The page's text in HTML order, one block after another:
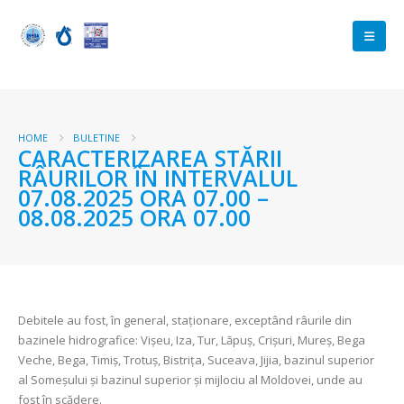
HOME BULETINE
CARACTERIZAREA STĂRII
RÂURILOR ÎN INTERVALUL
07.08.2025 ORA 07.00 –
08.08.2025 ORA 07.00
Debitele au fost, în general, staționare, exceptând râurile din
bazinele hidrografice: Vișeu, Iza, Tur, Lăpuș, Crișuri, Mureș, Bega
Veche, Bega, Timiș, Trotuș, Bistrița, Suceava, Jijia, bazinul superior
al Someșului și bazinul superior și mijlociu al Moldovei, unde au
fost în scădere.